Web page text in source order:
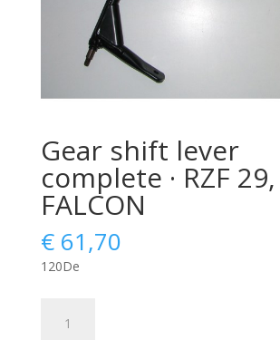
Gear shift lever
complete · RZF
FALCON
€61,70
120De